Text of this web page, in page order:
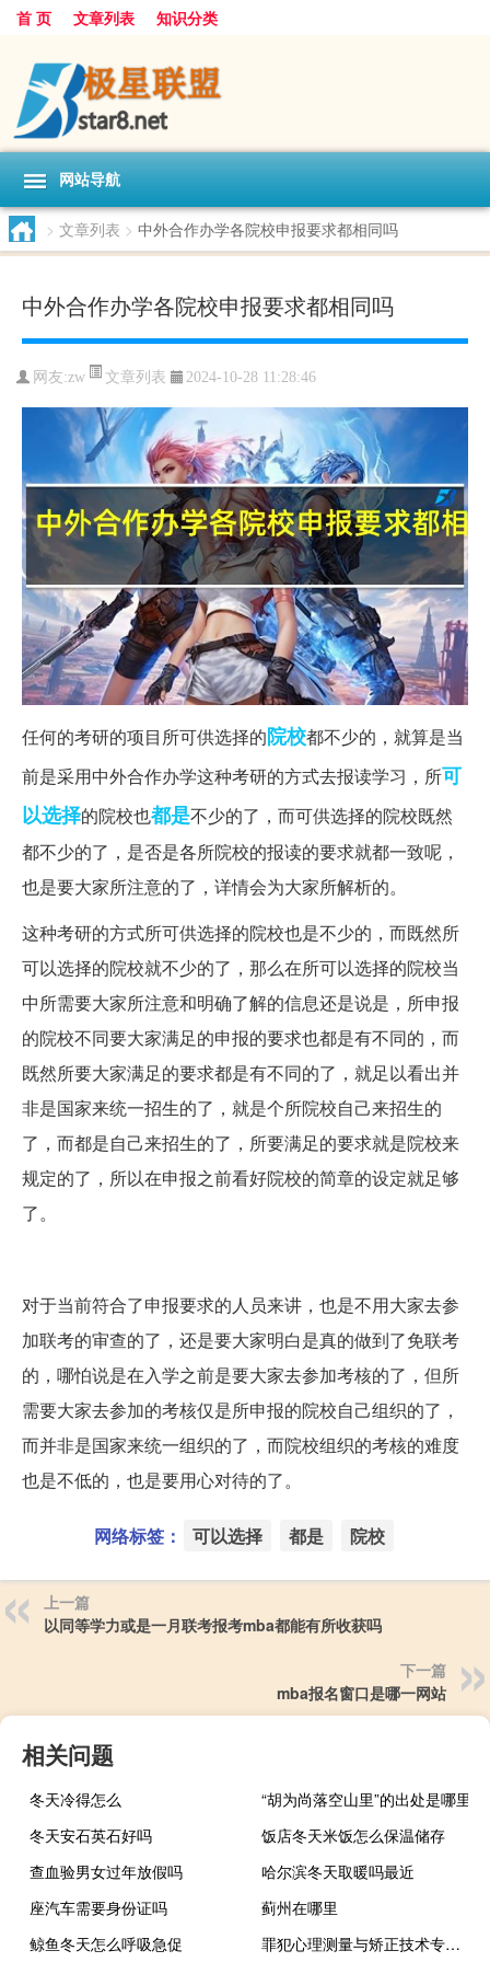
首 页 文章列表 知识分类
网站导航
> 文章列表 > 中外合作办学各院校申报要求都相同吗
中外合作办学各院校申报要求都相同吗
网友:zw 文章列表 2024-10-28 11:28:46
任何的考研的项目所可供选择的院校都不少的，就算是当
前是采用中外合作办学这种考研的方式去报读学习，所可
以选择的院校也都是不少的了，而可供选择的院校既然
都不少的了，是否是各所院校的报读的要求就都一致呢，
也是要大家所注意的了，详情会为大家所解析的。
这种考研的方式所可供选择的院校也是不少的，而既然所
可以选择的院校就不少的了，那么在所可以选择的院校当
中所需要大家所注意和明确了解的信息还是说是，所申报
的院校不同要大家满足的申报的要求也都是有不同的，而
既然所要大家满足的要求都是有不同的了，就足以看出并
非是国家来统一招生的了，就是个所院校自己来招生的
了，而都是自己来招生的了，所要满足的要求就是院校来
规定的了，所以在申报之前看好院校的简章的设定就足够
了。
对于当前符合了申报要求的人员来讲，也是不用大家去参
加联考的审查的了，还是要大家明白是真的做到了免联考
的，哪怕说是在入学之前是要大家去参加考核的了，但所
需要大家去参加的考核仅是所申报的院校自己组织的了，
而并非是国家来统一组织的了，而院校组织的考核的难度
也是不低的，也是要用心对待的了。
网络标签： 可以选择 都是 院校
上一篇
以同等学力或是一月联考报考mba都能有所收获吗
下一篇
mba报名窗口是哪一网站
相关问题
冬天冷得怎么
“胡为尚落空山里”的出处是哪里
冬天安石英石好吗
饭店冬天米饭怎么保温储存
查血验男女过年放假吗
哈尔滨冬天取暖吗最近
座汽车需要身份证吗
蓟州在哪里
鲸鱼冬天怎么呼吸急促
罪犯心理测量与矫正技术专业代码是什么